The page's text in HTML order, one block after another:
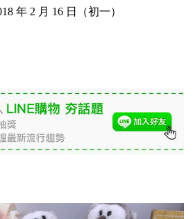
年 2 月 16 日（初一）